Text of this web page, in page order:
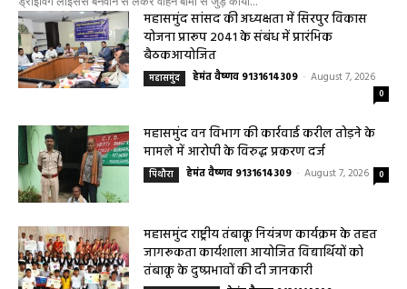
हेमंत वैष्णव 9131614309 - August 8, 2026
बसना/ पिरदा में परिवहन संबंधी कार्यों के लिए राम परिवहन सुविधा केंद्र की सुविधा पिरदा।
ड्राइविंग लाइसेंस बनवाने से लेकर वाहन बीमा से जुड़े कार्यों...
महासमुंद सांसद की अध्यक्षता में सिरपुर विकास
महासमुंद हेमंत वैष्णव 9131614309 - August 7, 2026
पिथौरा हेमंत वैष्णव 9131614309 - August 7, 2026